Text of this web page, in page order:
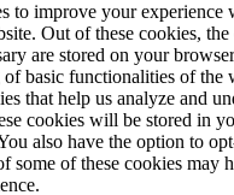
to improve your experience
Out of these cookies,
are stored on your
basic functionalities of the
that help us analyze and
cookies will be stored in
also have the option to
some of these cookies may